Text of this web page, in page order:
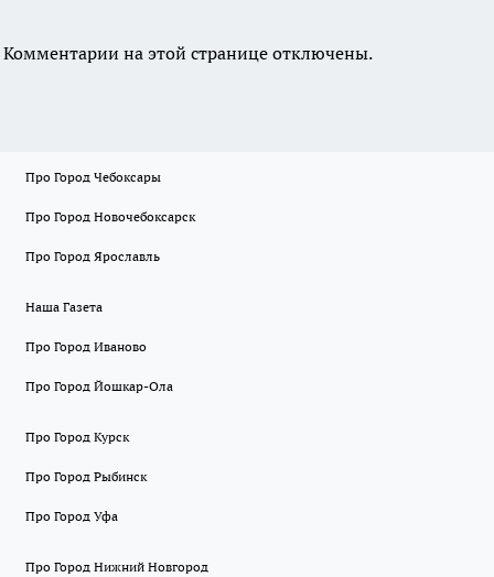
Комментарии на этой странице отключены.
Про Город Чебоксары
Про Город Новочебоксарск
Про Город Ярославль
Наша Газета
Про Город Иваново
Про Город Йошкар-Ола
Про Город Курск
Про Город Рыбинск
Про Город Уфа
Про Город Нижний Новгород